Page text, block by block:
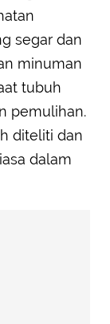
segar dan
minuman
tubuh
pemulihan.
diteliti dan
dalam